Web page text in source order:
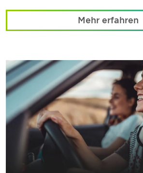
Mehr erfahren